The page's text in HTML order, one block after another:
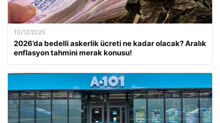
10/12/2025
2026’da bedelli askerlik ücreti ne kadar olacak? Aralık
enflasyon tahmini merak konusu!